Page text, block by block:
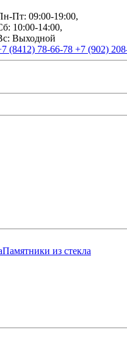
Пт: 09:00-19:00,
10:00-14:00,
Выходной
(8412) 78-66-78 +7 (902)
Памятники из стекла